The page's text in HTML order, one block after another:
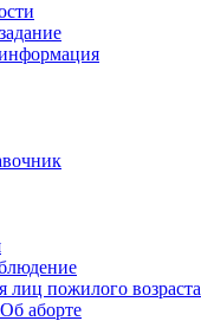
лиц пожилого возраста
аборте